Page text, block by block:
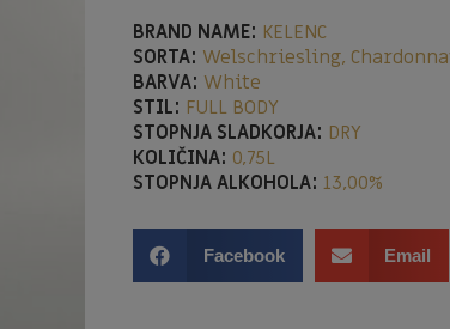
BRAND NAME: KELENC
SORTA: Welschriesling,
BARVA: White
STIL: FULL BODY
STOPNJA SLADKORJA: DRY
KOLIČINA: 0,75L
STOPNJA ALKOHOLA: 13,00%
Facebook Email